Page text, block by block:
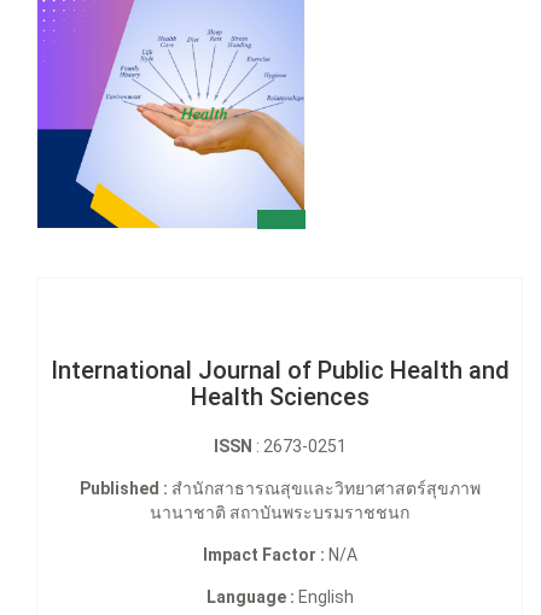
International Journal of Public Health and
Health Sciences
ISSN : 2673-0251
Published : สำนักสาธารณสุขและวิทยาศาสตร์สุขภาพ
นานาชาติ สถาบันพระบรมราชชนก
Impact Factor : N/A
Language : English